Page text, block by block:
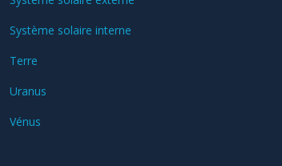
Système solaire interne
Terre
Uranus
Vénus